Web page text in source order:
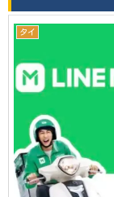
タイ